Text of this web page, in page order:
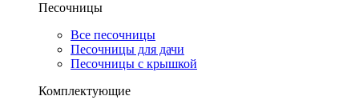
Песочницы
Все песочницы
Песочницы для дачи
Песочницы с крышкой
Комплектующие